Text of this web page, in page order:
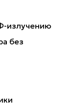
излучению
без